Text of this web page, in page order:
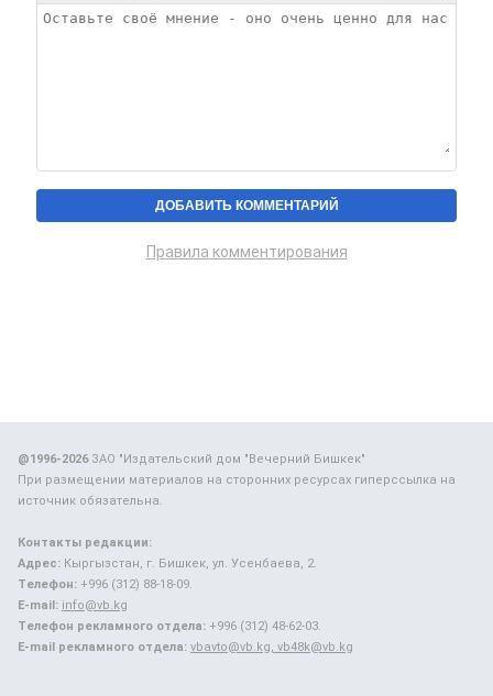
Правила комментирования
@1996-2026ЗАО "Издательский дом "Вечерний Бишкек"
При размещении материалов на сторонних ресурсах гиперссылка на
источник обязательна.
Контакты редакции:
Адрес: Кыргызстан, г. Бишкек, ул. Усенбаева, 2.
Телефон: +996 (312) 88-18-09.
E-mail: info@vb.kg
Телефон рекламного отдела: +996 (312) 48-62-03.
E-mail рекламного отдела: vbavto@vb.kg, vb48k@vb.kg